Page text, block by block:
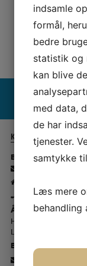
Kontakt Symaskine
Butik Rødovre:
43 44 45 15
Åbningstider
Hverdage - kl. 10.00 -
Lørdage - kl. 10.00 -
Butik Slagelse
indsamle
formål,
bedre
statistik og
kan blive
med data,
de har
tjenester.
samtykke
Læs mere
behandling